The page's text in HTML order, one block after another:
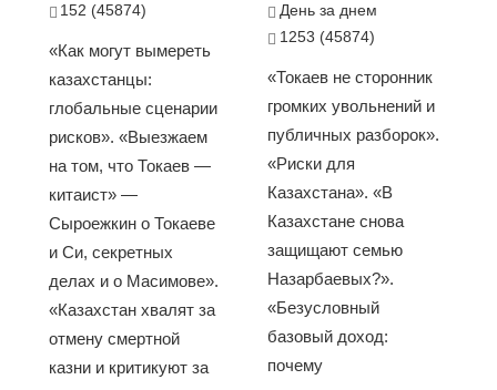
152 (45874)
«Как могут вымереть
казахстанцы:
глобальные сценарии
рисков». «Выезжаем
на том, что Токаев —
китаист» —
Сыроежкин о Токаеве
и Си, секретных
делах и о Масимове».
«Казахстан хвалят за
отмену смертной
казни и критикуют за
День за днем
1253 (45874)
«Токаев не сторонник
громких увольнений и
публичных разборок».
«Риски для
Казахстана». «В
Казахстане снова
защищают семью
Назарбаевых?».
«Безусловный
базовый доход:
почему